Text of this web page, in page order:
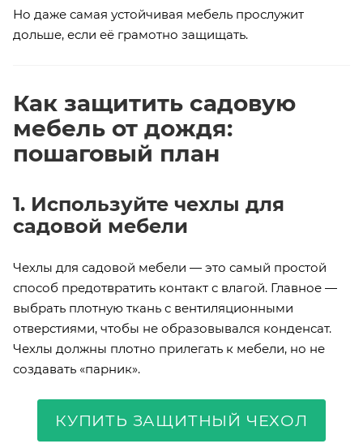
Но даже самая устойчивая мебель прослужит
дольше, если её грамотно защищать.
Как защитить садовую
мебель от дождя:
пошаговый план
1. Используйте чехлы для
садовой мебели
Чехлы для садовой мебели — это самый простой
способ предотвратить контакт с влагой. Главное —
выбрать плотную ткань с вентиляционными
отверстиями, чтобы не образовывался конденсат.
Чехлы должны плотно прилегать к мебели, но не
создавать «парник».
КУПИТЬ ЗАЩИТНЫЙ ЧЕХОЛ